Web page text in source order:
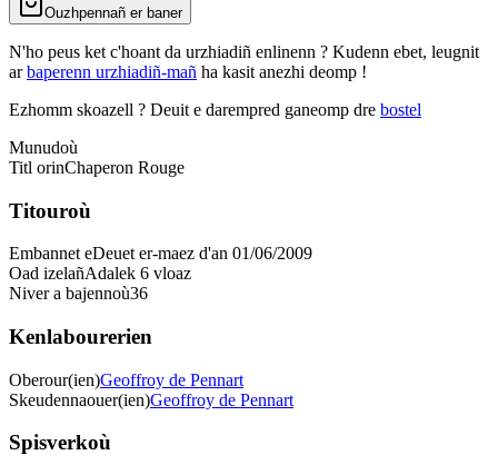
Ouzhpennañ er baner
N'ho peus ket c'hoant da urzhiadiñ enlinenn ? Kudenn ebet, leugnit
arbaperenn urzhiadiñ-mañ ha kasit anezhi deomp !
Ezhomm skoazell ? Deuit e darempred ganeomp dre bostel
Munudoù
Titl orinChaperon Rouge
Titouroù
Embannet eDeuet er-maez d'an 01/06/2009
Oad izelañAdalek 6 vloaz
Niver a bajennoù36
Kenlabourerien
Oberour(ien)Geoffroy de Pennart
Skeudennaouer(ien)Geoffroy de Pennart
Spisverkoù